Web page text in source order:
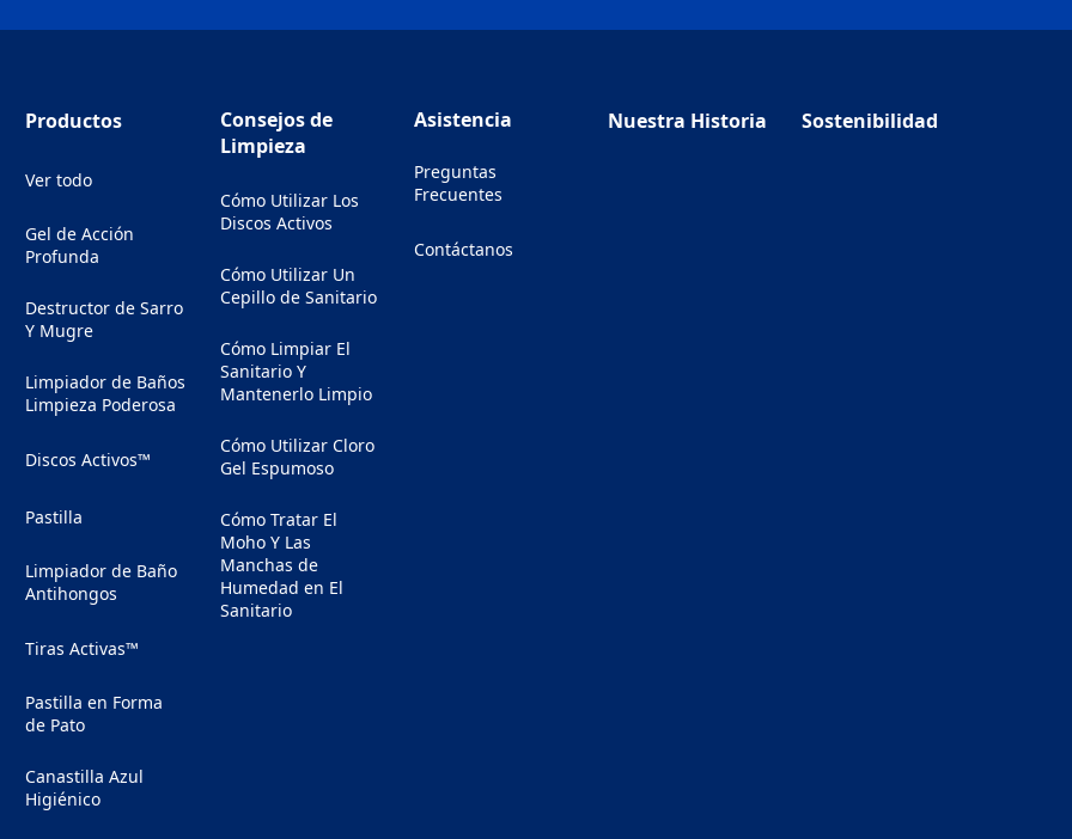
son
Productos
Ver todo
Gel de Acción
Profunda
Destructor de Sarro
Y Mugre
Limpiador de Baños
Limpieza Poderosa
Discos Activos™
Pastilla
Limpiador de Baño
Antihongos
Tiras Activas™
Pastilla en Forma
de Pato
Canastilla Azul
Higiénico
Consejos de
Limpieza
Cómo Utilizar Los
Discos Activos
Cómo Utilizar Un
Cepillo de Sanitario
Cómo Limpiar El
Sanitario Y
Mantenerlo Limpio
Cómo Utilizar Cloro
Gel Espumoso
Cómo Tratar El
Moho Y Las
Manchas de
Humedad en El
Sanitario
Asistencia
Preguntas
Frecuentes
Contáctanos
(Opens in a new tab)
Nuestra Historia Sostenibilidad